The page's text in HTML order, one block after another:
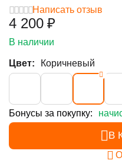
Написать отзыв
4 200 ₽
В наличии
Цвет: Коричневый
Бонусы за покупку:
В